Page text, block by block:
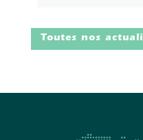
Toutes nos